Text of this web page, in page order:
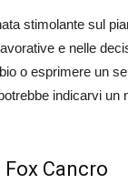
stimolante sul
e nelle
o esprimere un
indicarvi
Cancro